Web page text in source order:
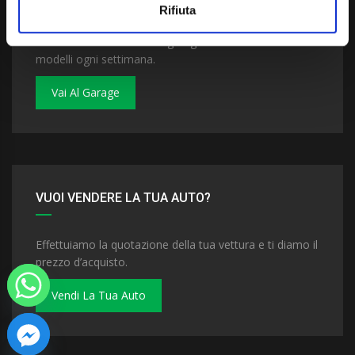
Rifiuta
Dai un'occhiata al nostro garage. Troverai nuovi
modelli ogni settimana.
Vai Al Garage
VUOI VENDERE LA TUA AUTO?
Effettuiamo la quotazione della tua vettura e ti diamo il
prezzo d’acquisto.
Vendi La Tua Auto